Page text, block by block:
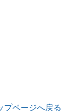
プページへ戻る